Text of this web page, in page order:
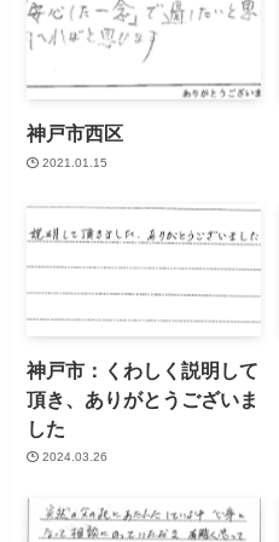
神戸市西区
2021.01.15
神戸市：くわしく説明して
頂き、ありがとうございま
した
2024.03.26